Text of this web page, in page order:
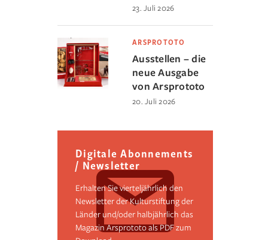
23. Juli 2026
ARSPROTOTO
Ausstellen – die
neue Ausgabe
von Arsprototo
20. Juli 2026
Digitale Abonnements
/ Newsletter
Erhalten Sie vierteljährlich den
Newsletter der Kulturstiftung der
Länder und/oder halbjährlich das
Magazin Arsprototo als PDF zum